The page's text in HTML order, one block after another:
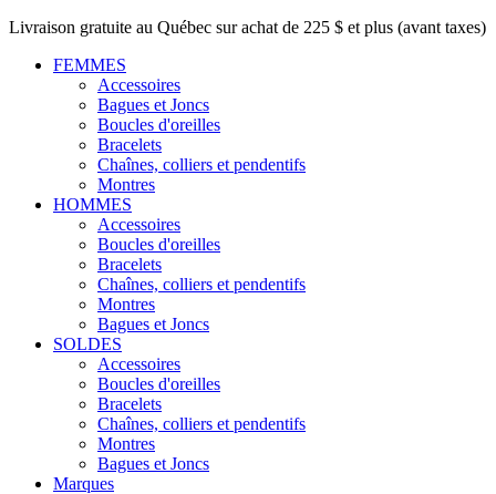
Livraison gratuite au Québec sur achat de 225 $ et plus (avant taxes)
FEMMES
Accessoires
Bagues et Joncs
Boucles d'oreilles
Bracelets
Chaînes, colliers et pendentifs
Montres
HOMMES
Accessoires
Boucles d'oreilles
Bracelets
Chaînes, colliers et pendentifs
Montres
Bagues et Joncs
SOLDES
Accessoires
Boucles d'oreilles
Bracelets
Chaînes, colliers et pendentifs
Montres
Bagues et Joncs
Marques